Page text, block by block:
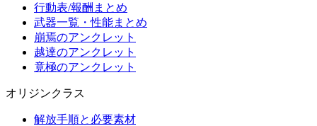
行動表/報酬まとめ
武器一覧・性能まとめ
崩焉のアンクレット
越達のアンクレット
竟極のアンクレット
オリジンクラス
解放手順と必要素材